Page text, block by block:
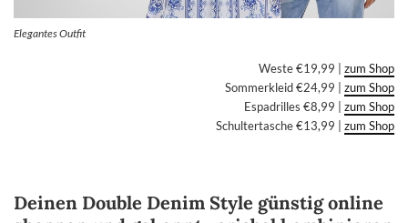
Elegantes Outfit
Weste €19,99 | zum Shop
Sommerkleid €24,99 | zum Shop
Espadrilles €8,99 | zum Shop
Schultertasche €13,99 | zum Shop
Deinen Double Denim Style günstig online